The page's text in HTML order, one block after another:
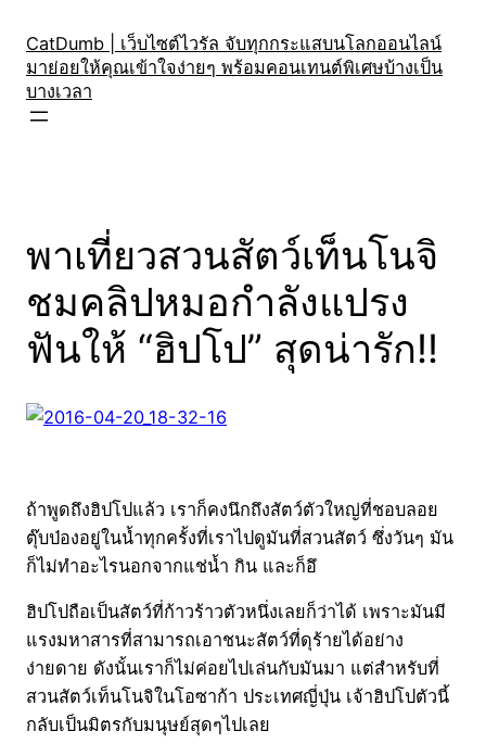
content
CatDumb | เว็บไซต์ไวรัล จับทุกกระแสบนโลกออนไลน์
มาย่อยให้คุณเข้าใจง่ายๆ พร้อมคอนเทนต์พิเศษบ้างเป็น
บางเวลา
พาเที่ยวสวนสัตว์เท็นโนจิ
ชมคลิปหมอกำลังแปรง
ฟันให้ “ฮิปโป” สุดน่ารัก!!
ถ้าพูดถึงฮิปโปแล้ว เราก็คงนึกถึงสัตว์ตัวใหญ่ที่ชอบลอย
ตุ๊บป่องอยู่ในน้ำทุกครั้งที่เราไปดูมันที่สวนสัตว์ ซึ่งวันๆ มัน
ก็ไม่ทำอะไรนอกจากแช่น้ำ กิน และก็อึ
ฮิปโปถือเป็นสัตว์ที่ก้าวร้าวตัวหนึ่งเลยก็ว่าได้ เพราะมันมี
แรงมหาสารที่สามารถเอาชนะสัตว์ที่ดุร้ายได้อย่าง
ง่ายดาย ดังนั้นเราก็ไม่ค่อยไปเล่นกับมันมา แต่สำหรับที่
สวนสัตว์เท็นโนจิในโอซาก้า ประเทศญี่ปุ่น เจ้าฮิปโปตัวนี้
กลับเป็นมิตรกับมนุษย์สุดๆไปเลย